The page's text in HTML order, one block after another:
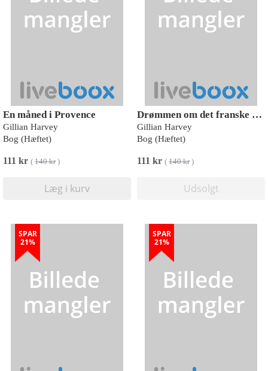
En måned i Provence
Gillian Harvey
Bog (Hæftet)
111 kr ( 140 kr)
Læg i kurv
Drømmen om det franske slot
Gillian Harvey
Bog (Hæftet)
111 kr ( 140 kr)
Udsolgt
SPAR
21%
SPAR
21%